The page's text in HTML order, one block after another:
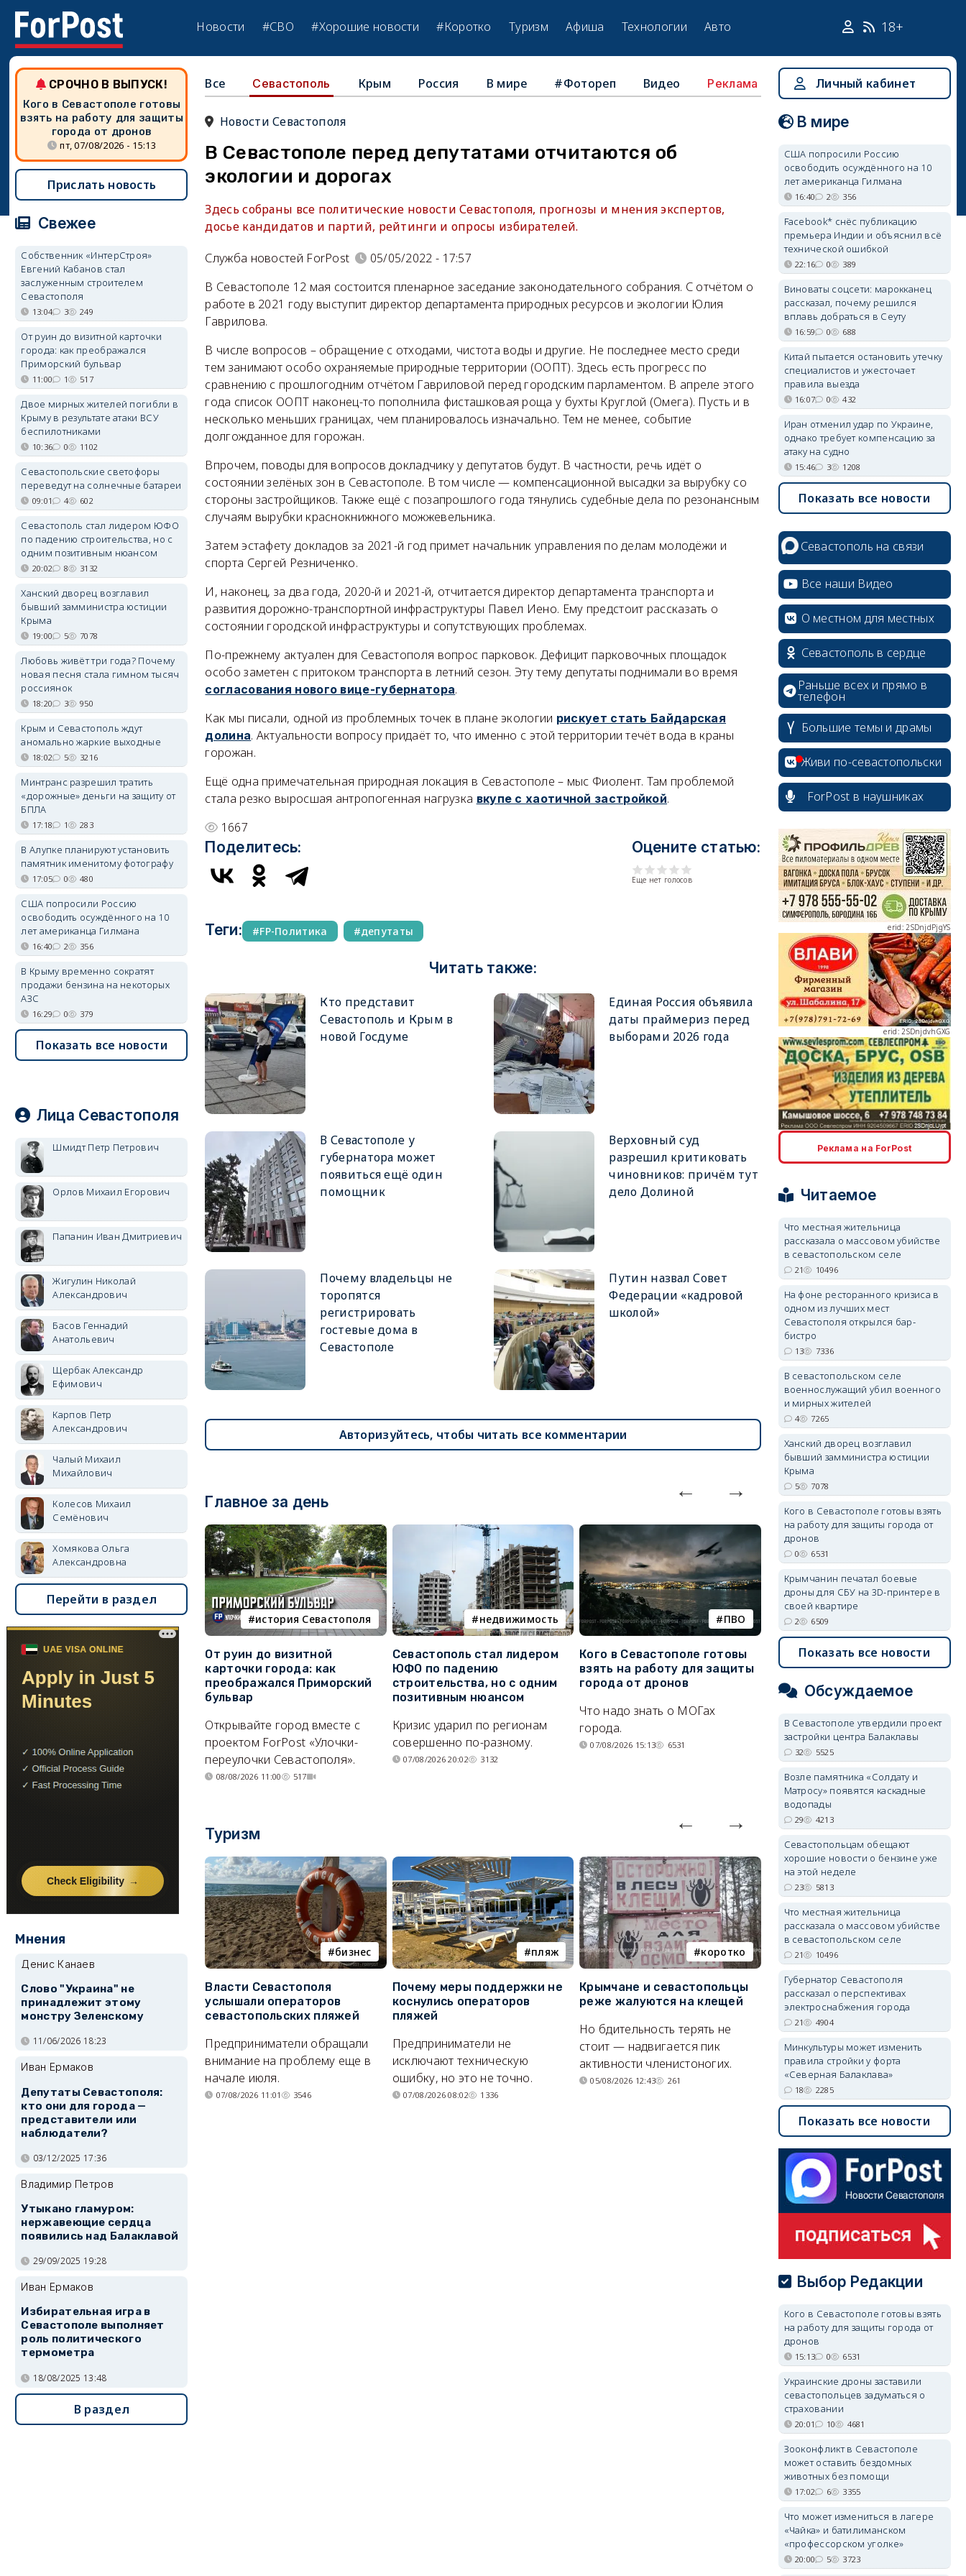
Новости #СВО #Хорошие новости #Коротко Туризм Афиша Технологии Авто 18+
Все Севастополь Крым Россия В мире #Фотореп Видео Реклама
Новости Севастополя
В Севастополе перед депутатами отчитаются об
экологии и дорогах
Здесь собраны все политические новости Севастополя, прогнозы и мнения экспертов,
досье кандидатов и партий, рейтинги и опросы избирателей.
Служба новостей ForPost
05/05/2022 - 17:57
В Севастополе 12 мая состоится пленарное заседание законодательного собрания. С отчётом о
работе в 2021 году выступит директор департамента природных ресурсов и экологии Юлия
Гаврилова.
В числе вопросов – обращение с отходами, чистота воды и другие. Не последнее место среди
тем занимают особо охраняемые природные территории (ООПТ). Здесь есть прогресс по
сравнению с прошлогодним отчётом Гавриловой перед городским парламентом. В апреле этого
года список ООПТ наконец-то пополнила фисташковая роща у бухты Круглой (Омега). Пусть и в
несколько меньших границах, чем планировалось изначально. Тем не менее, событие
долгожданное для горожан.
Впрочем, поводы для вопросов докладчику у депутатов будут. В частности, речь идёт о
состоянии зелёных зон в Севастополе. В том числе — компенсационной высадки за вырубку со
стороны застройщиков. Также ещё с позапрошлого года тянулись судебные дела по резонансным
случаям вырубки краснокнижного можжевельника.
Затем эстафету докладов за 2021-й год примет начальник управления по делам молодёжи и
спорта Сергей Резниченко.
И, наконец, за два года, 2020-й и 2021-й, отчитается директор департамента транспорта и
развития дорожно-транспортной инфраструктуры Павел Иено. Ему предстоит рассказать о
состоянии городской инфраструктуры и сопутствующих проблемах.
По-прежнему актуален для Севастополя вопрос парковок. Дефицит парковочных площадок
особо заметен с притоком транспорта в летний сезон. Эту тему депутаты поднимали во время
согласования нового вице-губернатора.
Как мы писали, одной из проблемных точек в плане экологии рискует стать Байдарская
долина. Актуальности вопросу придаёт то, что именно с этой территории течёт вода в краны
горожан.
Ещё одна примечательная природная локация в Севастополе – мыс Фиолент. Там проблемой
стала резко выросшая антропогенная нагрузка вкупе с хаотичной застройкой.
1667
Поделитесь: Оцените статью:
Еще нет голосов
Теги: FP-Политика депутаты
Читать также:
Кто представит
Севастополь и Крым в
новой Госдуме
Единая Россия объявила
даты праймериз перед
выборами 2026 года
В Севастополе у
губернатора может
появиться ещё один
помощник
Верховный суд
разрешил критиковать
чиновников: причём тут
дело Долиной
Почему владельцы не
торопятся
регистрировать
гостевые дома в
Севастополе
Путин назвал Совет
Федерации «кадровой
школой»
Авторизуйтесь, чтобы читать все комментарии
Главное за день
история Севастополя
От руин до визитной
карточки города: как
преображался Приморский
бульвар
Открывайте город вместе с
проектом ForPost «Улочки-
переулочки Севастополя».
08/08/2026 11:00 517
недвижимость
Севастополь стал лидером
ЮФО по падению
строительства, но с одним
позитивным нюансом
Кризис ударил по регионам
совершенно по-разному.
07/08/2026 20:02 3132
ПВО
Кого в Севастополе готовы
взять на работу для защиты
города от дронов
Что надо знать о МОГах
города.
07/08/2026 15:13 6531
Украинский БЭК выгнал
отдыхающих с пляжей Ялты
Людей эвакуируют с
курорта, проводится
разминирование.
07/08/2026 14:15 5297
Туризм
бизнес
Власти Севастополя
услышали операторов
севастопольских пляжей
Предприниматели обращали
внимание на проблему еще в
начале июля.
07/08/2026 11:01 3546
пляж
Почему меры поддержки не
коснулись операторов
пляжей
Предприниматели не
исключают техническую
ошибку, но это не точно.
07/08/2026 08:02 1336
коротко
Крымчане и севастопольцы
реже жалуются на клещей
Но бдительность терять не
стоит — надвигается пик
активности членистоногих.
05/08/2026 12:43 261
В Севастополе утвердили
проект застройки центра
Балаклавы
Там появится туристический
квартал с отелями и
парковками.
05/08/2026 08:01
СРОЧНО В ВЫПУСК!
Кого в Севастополе готовы
взять на работу для защиты
города от дронов
пт, 07/08/2026 - 15:13
Прислать новость
Свежее
Собственник «ИнтерСтроя»
Евгений Кабанов стал
заслуженным строителем
Севастополя
13:04 3 249
От руин до визитной карточки
города: как преображался
Приморский бульвар
11:00 1 517
Двое мирных жителей погибли в
Крыму в результате атаки ВСУ
беспилотниками
10:36 0 1102
Севастопольские светофоры
переведут на солнечные батареи
09:01 4 602
Севастополь стал лидером ЮФО
по падению строительства, но с
одним позитивным нюансом
20:02 8 3132
Ханский дворец возглавил
бывший замминистра юстиции
Крыма
19:00 5 7078
Любовь живёт три года? Почему
новая песня стала гимном тысяч
россиянок
18:20 3 950
Крым и Севастополь ждут
аномально жаркие выходные
18:02 5 3216
Минтранс разрешил тратить
«дорожные» деньги на защиту от
БПЛА
17:18 1 283
В Алупке планируют установить
памятник именитому фотографу
17:05 0 480
США попросили Россию
освободить осуждённого на 10
лет американца Гилмана
16:40 2 356
В Крыму временно сократят
продажи бензина на некоторых
АЗС
16:29 0 379
Показать все новости
Лица Севастополя
Шмидт Петр Петрович
Орлов Михаил Егорович
Папанин Иван Дмитриевич
Жигулин Николай
Александрович
Басов Геннадий
Анатольевич
Щербак Александр
Ефимович
Карпов Петр
Александрович
Чалый Михаил
Михайлович
Колесов Михаил
Семёнович
Хомякова Ольга
Александровна
Перейти в раздел
Мнения
Денис Канаев
Слово "Украина" не
принадлежит этому
монстру Зеленскому
11/06/2026 18:23
Иван Ермаков
Депутаты Севастополя:
кто они для города —
представители или
наблюдатели?
03/12/2025 17:36
Владимир Петров
Утыкано гламуром:
нержавеющие сердца
появились над Балаклавой
29/09/2025 19:28
Иван Ермаков
Избирательная игра в
Севастополе выполняет
роль политического
термометра
18/08/2025 13:48
В раздел
Личный кабинет
В мире
США попросили Россию
освободить осуждённого на 10
лет американца Гилмана
16:40 2 356
Facebook* снёс публикацию
премьера Индии и объяснил всё
технической ошибкой
22:16 0 389
Виноваты соцсети: марокканец
рассказал, почему решился
вплавь добраться в Сеуту
16:59 0 688
Китай пытается остановить утечку
специалистов и ужесточает
правила выезда
16:07 0 432
Иран отменил удар по Украине,
однако требует компенсацию за
атаку на судно
15:46 3 1208
Показать все новости
Севастополь на связи
Все наши Видео
О местном для местных
Севастополь в сердце
Раньше всех и прямо в
телефон
Большие темы и драмы
Живи по-севастопольски
ForPost в наушниках
erid: 2SDnjdPjgYS
erid: 2SDnjdvhGXG
erid: 2SDnjcLUypt
erid: 2SDnjcrDNw6
erid: 2SDnjdvhGXG
Реклама на ForPost
Читаемое
Что местная жительница
рассказала о массовом убийстве
в севастопольском селе
21 10496
На фоне ресторанного кризиса в
одном из лучших мест
Севастополя открылся бар-
бистро
13 7336
В севастопольском селе
военнослужащий убил военного
и мирных жителей
4 7265
Ханский дворец возглавил
бывший замминистра юстиции
Крыма
5 7078
Кого в Севастополе готовы взять
на работу для защиты города от
дронов
0 6531
Крымчанин печатал боевые
дроны для СБУ на 3D-принтере в
своей квартире
2 6509
Показать все новости
Обсуждаемое
В Севастополе утвердили проект
застройки центра Балаклавы
32 5525
Возле памятника «Солдату и
Матросу» появятся каскадные
водопады
29 4213
Севастопольцам обещают
хорошие новости о бензине уже
на этой неделе
23 5813
Что местная жительница
рассказала о массовом убийстве
в севастопольском селе
21 10496
Губернатор Севастополя
рассказал о перспективах
электроснабжения города
21 4904
Минкультуры может изменить
правила стройки у форта
«Северная Балаклава»
18 2285
Показать все новости
Выбор Редакции
Кого в Севастополе готовы взять
на работу для защиты города от
дронов
15:13 0 6531
Украинские дроны заставили
севастопольцев задуматься о
страховании
20:01 10 4681
Зооконфликт в Севастополе
может оставить бездомных
животных без помощи
17:02 6 3355
Что может измениться в лагере
«Чайка» и батилиманском
«профессорском уголке»
20:00 5 3723